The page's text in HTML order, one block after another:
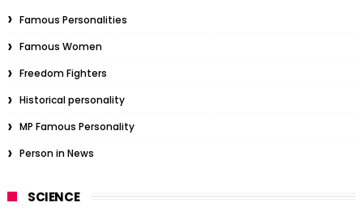
Famous Personalities
Famous Women
Freedom Fighters
Historical personality
MP Famous Personality
Person in News
SCIENCE